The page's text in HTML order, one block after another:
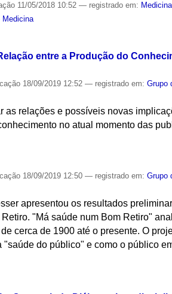
11/05/2018 10:52— registrado em: Medicina
Medicina
entre a Produção do
18/09/2019 12:52— registrado em:Grupo
relações e possíveis novas
​no atual momento das
18/09/2019 12:50— registrado em:Grupo
apresentou os resultados
"Má saúde num Bom Retiro"
cerca de 1900 até o presente. O
do público" e como o público